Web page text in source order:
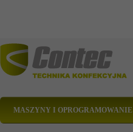
MASZYNY I OPROGRAMOWANIE